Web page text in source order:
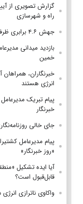
گزارش تصویری از
راه و شهرسازی
جهش ۴.۶ برابری ظرفیت نیروگاه‌های تجدیدپذیر
بازدید میدانی
خمین
خبرنگاران،
انرژی هستند
پیام تبریک
خبرنگار
جای خالی
پیام مدیرعامل
«روز خبرنگار»
آیا ایده تشکیل
قابل‌قبول است؟
واکاوی ناترازی انرژی در